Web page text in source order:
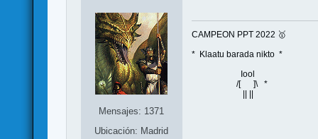
Mensajes: 1371
Ubicación: Madrid
CAMPEON PPT 2022 🥇
* Klaatu barada nikto *
Iool
/[ ]\ *